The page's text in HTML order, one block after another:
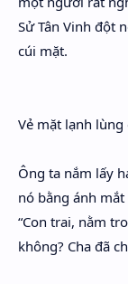
Sử Tân Vinh đột
cúi mặt.
Vẻ mặt lạnh
Ông ta nắm lấy
nó bằng ánh
“Con trai, nằm
không? Cha đã